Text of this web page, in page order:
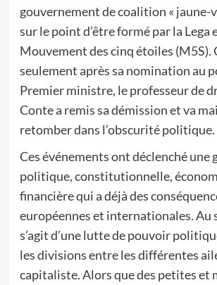
gouvernement de coalition « jaune-
sur le point d’être formé par la Lega
Mouvement des cinq étoiles (M5S).
seulement après sa nomination au
Premier ministre, le professeur de
Conte a remis sa démission et va
retomber dans l’obscurité politique.
Ces événements ont déclenché une
politique, constitutionnelle,
financière qui a déjà des
européennes et internationales. Au
s’agit d’une lutte de pouvoir
les divisions entre les différentes
capitaliste. Alors que des petites et